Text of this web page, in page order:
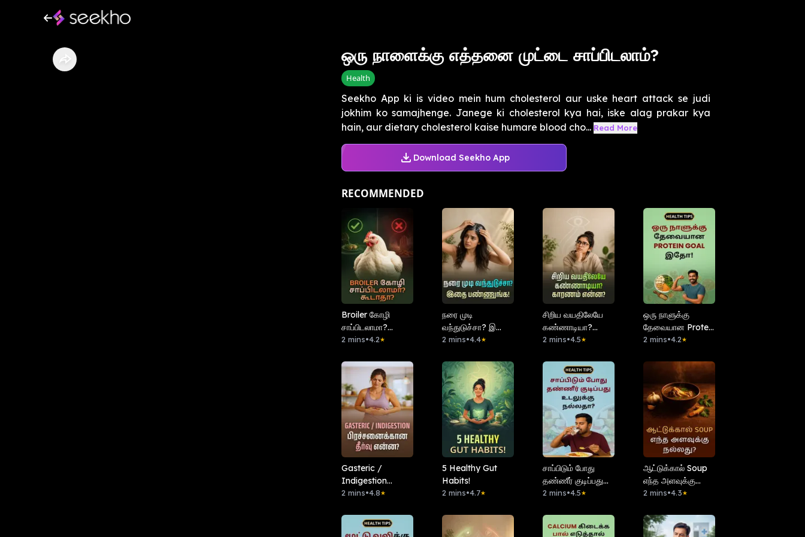
ஒரு நாளைக்கு எத்தனை முட்டை சாப்பிடலாம்?
Health
Seekho App ki is video mein hum cholesterol aur uske heart attack se judi
jokhim ko samajhenge. Janege ki cholesterol kya hai, iske alag prakar kya
hain, aur dietary cholesterol kaise humare blood cho... Read More
Download Seekho App
RECOMMENDED
Broiler கோழி
சாப்பிடலாமா?
கூடாதா?
2 mins•4.2★
நரை முடி
வந்துடுச்சா? இதை
பண்ணுங்க!
2 mins•4.4★
சிறிய வயதிலேயே
கண்ணாடியா?
காரணம் என்ன?
2 mins•4.5★
ஒரு நாளுக்கு
தேவையான Protein
Goal இதோ!
2 mins•4.2★
Gasteric /
Indigestion
பிரச்சனைக்கான
2 mins•4.8★
5 Healthy Gut
Habits!
2 mins•4.7★
சாப்பிடும் போது
தண்ணீர் குடிப்பது
உடலுக்கு நல்லதா?
2 mins•4.5★
ஆட்டுக்கால் Soup
எந்த அளவுக்கு
நல்லது?
2 mins•4.3★